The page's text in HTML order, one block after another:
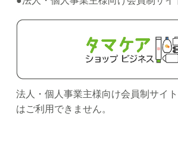
法人・個人事業主様向け会員制サイ
はご利用できません。